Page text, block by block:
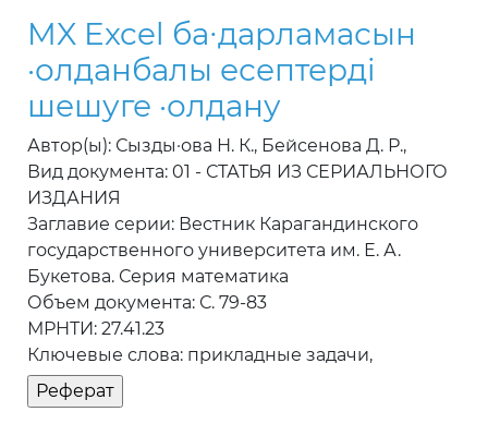
MX Excel ба∙дарламасын
·олданбалы есептердi
шешуге ·олдану
Автор(ы): Сызды·ова Н. К., Бейсенова Д. Р.,
Вид документа: 01 - СТАТЬЯ ИЗ СЕРИАЛЬНОГО
ИЗДАНИЯ
Заглавие серии: Вестник Карагандинского
государственного университета им. Е. А.
Букетова. Серия математика
Объем документа: С. 79-83
МРНТИ: 27.41.23
Ключевые слова: прикладные задачи,